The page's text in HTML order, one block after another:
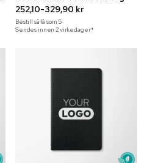
252,10-329,90 kr
Bestill så få som 5
Sendes innen 2 virkedager*